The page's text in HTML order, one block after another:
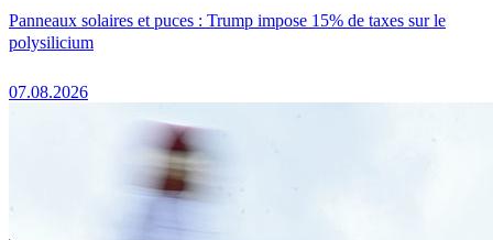
Panneaux solaires et puces : Trump impose 15% de taxes sur le
polysilicium
07.08.2026